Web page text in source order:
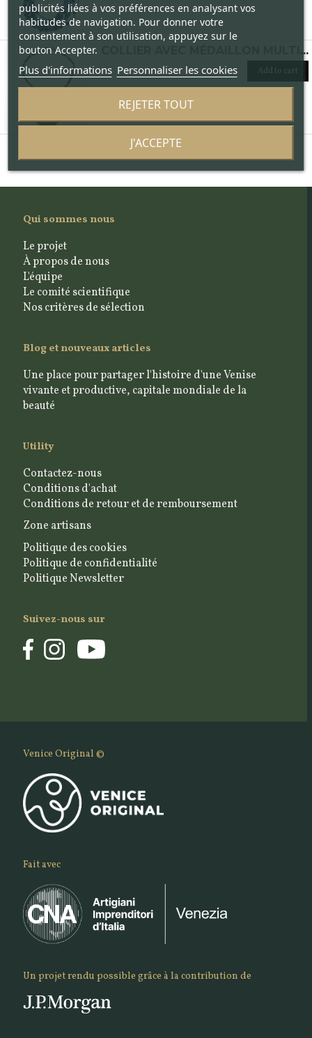
COLLIER AVEC MÉDAILLON MULTICOLORE
Add to cart
Qui sommes nous
Le projet
À propos de nous
L'équipe
Le comité scientifique
Nos critères de sélection
Blog et nouveaux articles
Une place pour partager l'histoire d'une Venise
vivante et productive, capitale mondiale de la
beauté
Utility
Contactez-nous
Conditions d'achat
Conditions de retour et de remboursement
Zone artisans
Politique des cookies
Politique de confidentialité
Politique Newsletter
Suivez-nous sur
Venice Original ©
Fait avec
Un projet rendu possible grâce à la contribution de
publicités liées à vos préférences en analysant vos
habitudes de navigation. Pour donner votre
consentement à son utilisation, appuyez sur le
bouton Accepter.
Plus d'informations Personnaliser les cookies
REJETER TOUT
J'ACCEPTE